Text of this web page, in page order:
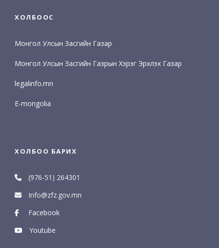
ХОЛБООС
Монгол Улсын Засгийн Газар
Монгол Улсын Засгийн Газрын Хэрэг Эрхлэх Газар
legalinfo.mn
E-mongolia
ХОЛБОО БАРИХ
(976-51) 264301
Info@zfz.gov.mn
Facebook
Youtube